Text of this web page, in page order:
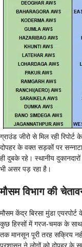
ग्राउंड जीरो से मिल रही
दोपहर के वक्त सड़कों पर
ही दुबके रहे। स्थानीय
भी असर पड़ रहा है।
मौसम विभाग की
मौसम केंद्र बिरसा मुंडा
कुछ हिस्सों में गरज-चमक के साथ
तक मानसून पूरी तरह सक्रिय